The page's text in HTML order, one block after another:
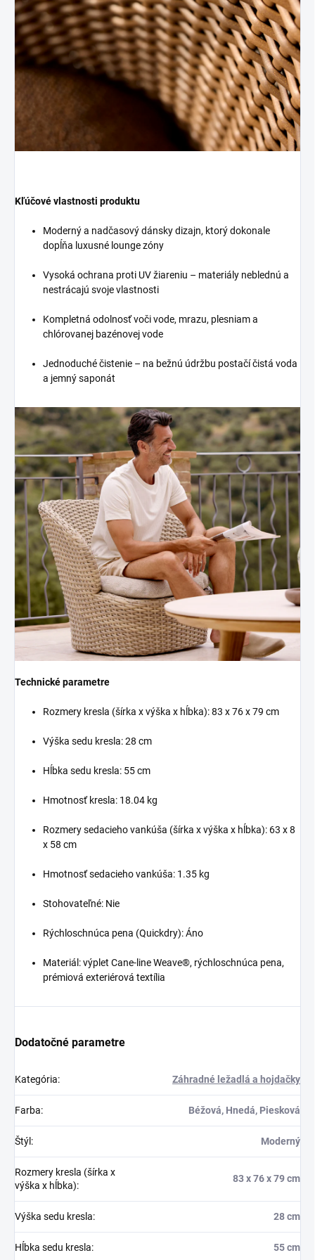
Kľúčové vlastnosti produktu
Moderný a nadčasový dánsky dizajn, ktorý dokonale
dopĺňa luxusné lounge zóny
Vysoká ochrana proti UV žiareniu – materiály neblednú a
nestrácajú svoje vlastnosti
Kompletná odolnosť voči vode, mrazu, plesniam a
chlórovanej bazénovej vode
Jednoduché čistenie – na bežnú údržbu postačí čistá voda
a jemný saponát
Technické parametre
Rozmery kresla (šírka x výška x hĺbka): 83 x 76 x 79 cm
Výška sedu kresla: 28 cm
Hĺbka sedu kresla: 55 cm
Hmotnosť kresla: 18.04 kg
Rozmery sedacieho vankúša (šírka x výška x hĺbka): 63 x 8
x 58 cm
Hmotnosť sedacieho vankúša: 1.35 kg
Stohovateľné: Nie
Rýchloschnúca pena (Quickdry): Áno
Materiál: výplet Cane-line Weave®, rýchloschnúca pena,
prémiová exteriérová textília
Dodatočné parametre
Kategória: Záhradné ležadlá a hojdačky
Farba: Béžová, Hnedá, Piesková
Štýl : Moderný
Rozmery kresla (šírka x
výška x hĺbka):
83 x 76 x 79 cm
Výška sedu kresla: 28 cm
Hĺbka sedu kresla: 55 cm